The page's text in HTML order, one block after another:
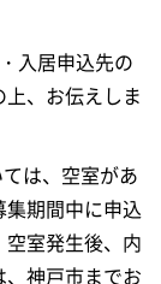
入居申込先の
、お伝えしま
は、空室があ
期間中に申込
室発生後、内
神戸市までお